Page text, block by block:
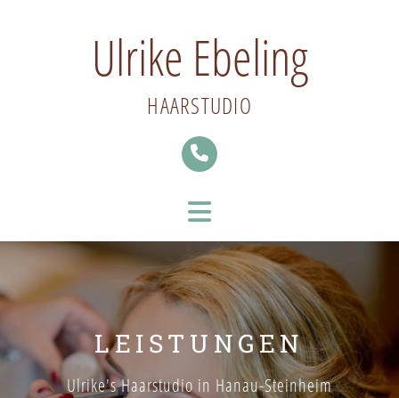
Ulrike Ebeling
HAARSTUDIO
LEISTUNGEN
Ulrike's Haarstudio in Hanau-Steinheim